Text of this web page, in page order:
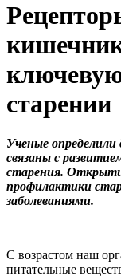
старении
Ученые
связаны с
старения.
профилактики
заболеваниями.
С возрастом наш
питательные